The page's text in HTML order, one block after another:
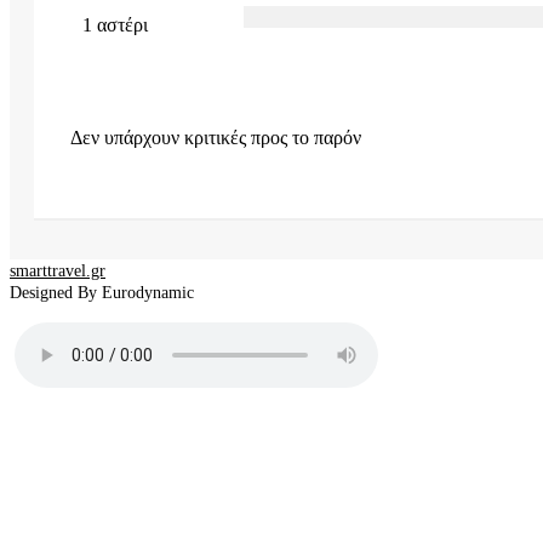
1 αστέρι
Δεν υπάρχουν κριτικές προς το παρόν
smarttravel.gr
Designed By Eurodynamic